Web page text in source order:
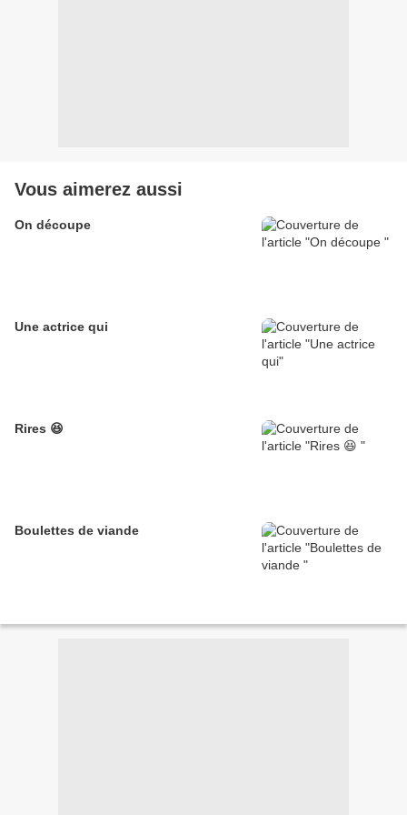
Vous aimerez aussi
On découpe
Une actrice qui
Rires 😆
Boulettes de viande